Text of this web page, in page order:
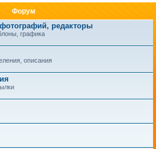
Форум
редакторы
графика
описания